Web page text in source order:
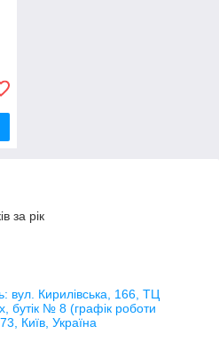
за рік
вул. Кирилівська, 166, ТЦ
бутік № 8 (графік роботи
Київ, Україна